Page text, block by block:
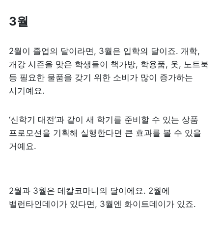
3월
2월이 졸업의 달이라면, 3월은 입학의 달이죠. 개학,
개강 시즌을 맞은 학생들이 책가방, 학용품, 옷, 노트북
등 필요한 물품을 갖기 위한 소비가 많이 증가하는
시기예요.
‘신학기 대전’과 같이 새 학기를 준비할 수 있는 상품
프로모션을 기획해 실행한다면 큰 효과를 볼 수 있을
거예요.
2월과 3월은 데칼코마니의 달이에요. 2월에
밸런타인데이가 있다면, 3월엔 화이트데이가 있죠.